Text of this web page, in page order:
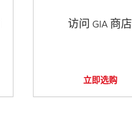
访问 GIA 商店
立即选购